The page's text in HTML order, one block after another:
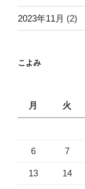
2023年11月 (2)
こよみ
月
火
6 7
13 14